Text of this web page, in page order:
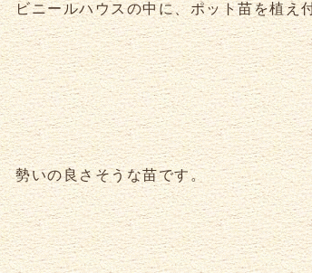
ビニールハウスの中に、ポット苗を植え
勢いの良さそうな苗です。